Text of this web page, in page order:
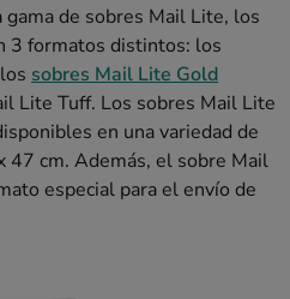
de sobres Mail Lite, los
3 formatos distintos: los
sobres Mail Lite Gold
Lite Tuff. Los sobres Mail Lite
en una variedad de
47 cm. Además, el sobre Mail
especial para el envío de